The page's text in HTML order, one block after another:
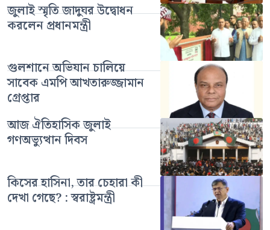
জুলাই স্মৃতি জাদুঘর উদ্বোধন
করলেন প্রধানমন্ত্রী
গুলশানে অভিযান চালিয়ে
সাবেক এমপি আখতারুজ্জামান
গ্রেপ্তার
আজ ঐতিহাসিক জুলাই
গণঅভ্যুত্থান দিবস
কিসের হাসিনা, তার চেহারা কী
দেখা গেছে? : স্বরাষ্ট্রমন্ত্রী